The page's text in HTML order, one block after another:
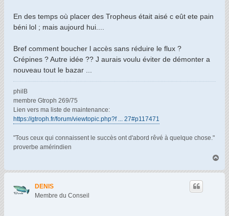
En des temps où placer des Tropheus était aisé c eût ete pain
béni lol ; mais aujourd hui....
Bref comment boucher l accès sans réduire le flux ?
Crépines ? Autre idée ?? J aurais voulu éviter de démonter a
nouveau tout le bazar ...
philB
membre Gtroph 269/75
Lien vers ma liste de maintenance:
https://gtroph.fr/forum/viewtopic.php?f ... 27#p117471
"Tous ceux qui connaissent le succès ont d'abord rêvé à quelque chose."
proverbe amérindien
u
DENIS
Membre du Conseil